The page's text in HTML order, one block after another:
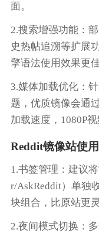
面。
2.搜索增强功能：
史热帖追溯等扩展
擎语法使用效果更佳
3.媒体加载优化：
题，优质镜像会通
加载速度，1080P
Reddit镜像站使
1.书签管理：建议
r/AskReddit）单独
块组合，比原站更灵
2.夜间模式切换：